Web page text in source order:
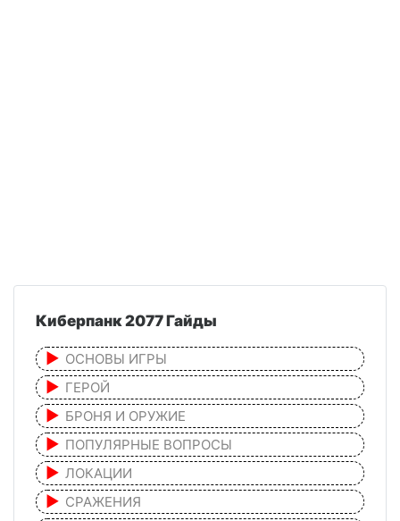
Киберпанк 2077 Гайды
ОСНОВЫ ИГРЫ
ГЕРОЙ
БРОНЯ И ОРУЖИЕ
ПОПУЛЯРНЫЕ ВОПРОСЫ
ЛОКАЦИИ
СРАЖЕНИЯ